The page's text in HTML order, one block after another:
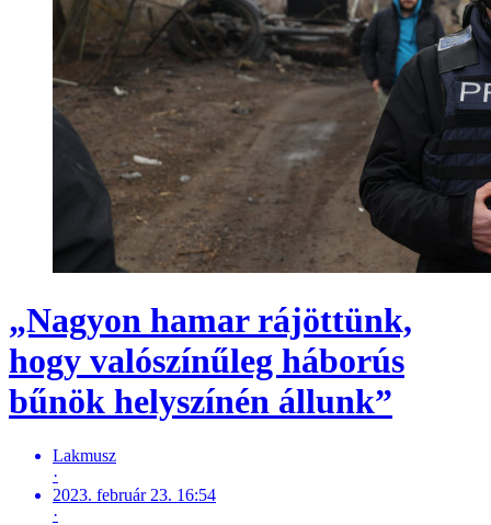
„Nagyon hamar rájöttünk,
hogy valószínűleg háborús
bűnök helyszínén állunk”
Lakmusz
·
2023. február 23. 16:54
·